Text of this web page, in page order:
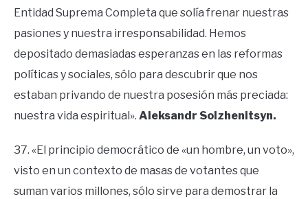
Entidad Suprema Completa que solía frenar nuestras
pasiones y nuestra irresponsabilidad. Hemos
depositado demasiadas esperanzas en las reformas
políticas y sociales, sólo para descubrir que nos
estaban privando de nuestra posesión más preciada:
nuestra vida espiritual». Aleksandr Solzhenitsyn.
37. «El principio democrático de «un hombre, un voto»,
visto en un contexto de masas de votantes que
suman varios millones, sólo sirve para demostrar la